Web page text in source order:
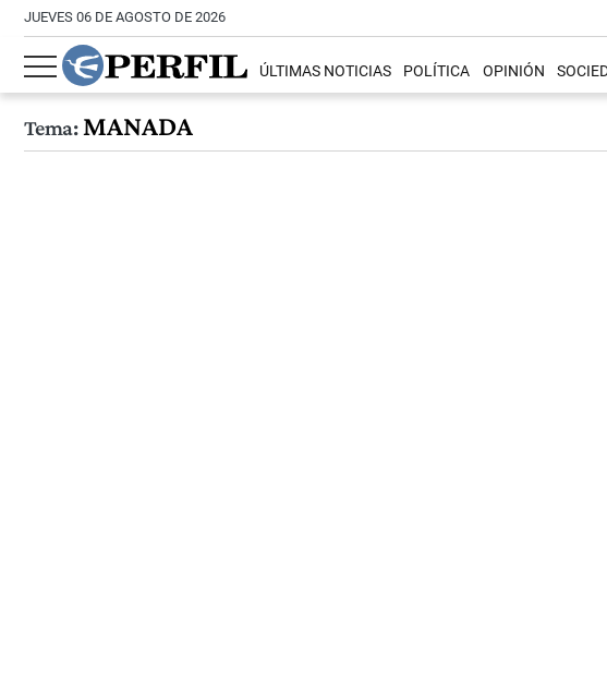
JUEVES 06 DE AGOSTO DE 2026
ÚLTIMAS NOTICIAS POLÍTICA OPINIÓN
Tema:MANADA